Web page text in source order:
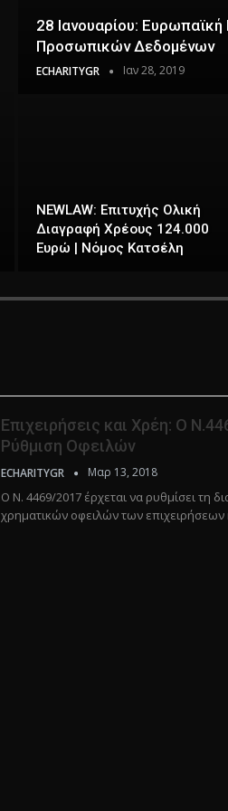
28 Ιανουαρίου:
Προσωπικών Δεδομένων
ECHARITYGR Ιαν 28, 2019
NEWLAW: Επιτυχής Ολική
Διαγραφή Χρέους 124.000
Ευρώ | Νόμος Κατσέλη
Επιχειρήσεις και Χρέη: Ο
Ρύθμιση Οφειλών
ECHARITYGR Μαρ 13, 2018
O N. 4469/2017 έρχεται να ρυθμίσει τη
χρηματικών οφειλών των